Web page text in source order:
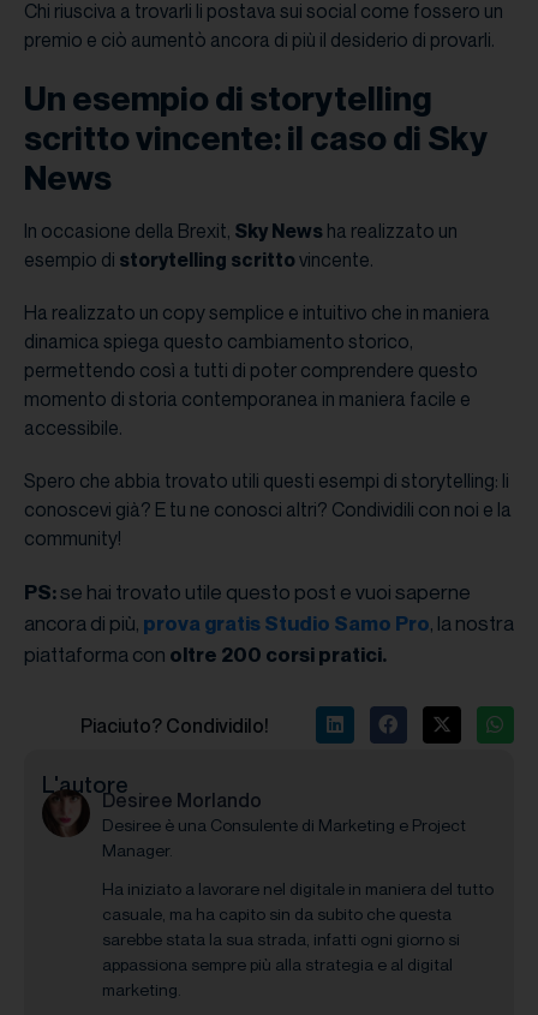
Chi riusciva a trovarli li postava sui social come fossero un
premio e ciò aumentò ancora di più il desiderio di provarli.
Un esempio di storytelling
scritto vincente: il caso di Sky
News
In occasione della Brexit, Sky News ha realizzato un
esempio di storytelling scrittovincente.
Ha realizzato un copy semplice e intuitivo che in maniera
dinamica spiega questo cambiamento storico,
permettendo così a tutti di poter comprendere questo
momento di storia contemporanea in maniera facile e
accessibile.
Spero che abbia trovato utili questi esempi di storytelling: li
conoscevi già? E tu ne conosci altri? Condividili con noi e la
community!
PS:se hai trovato utile questo post e vuoi saperne
ancora di più, prova gratis Studio Samo Pro, la nostra
piattaforma con oltre 200 corsi pratici.
Piaciuto? Condividilo!
L'autore
Desiree Morlando
Desiree è una Consulente di Marketing e Project
Manager.
Ha iniziato a lavorare nel digitale in maniera del tutto
casuale, ma ha capito sin da subito che questa
sarebbe stata la sua strada, infatti ogni giorno si
appassiona sempre più alla strategia e al digital
marketing.